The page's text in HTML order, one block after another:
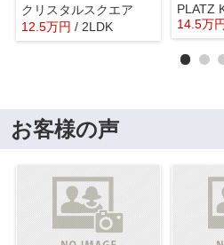
クリスタルスクエア
12.5万円 / 2LDK
PLATZ
14.5万円
お客様の声